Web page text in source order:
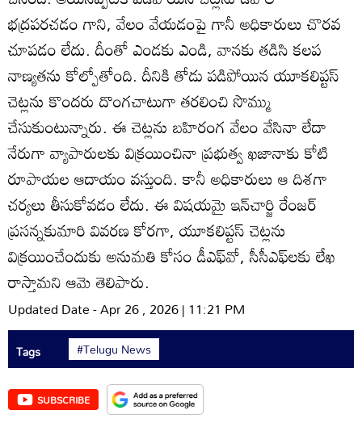
భద్రపరచడం గాని, వేలం వేయడంపై గానీ అధికారులు చొరవ
చూపడం లేదు. దీంతో ఎండకు ఎండి, వానకు తడిసి కలప
నాణ్యతను కోల్పోతోంది. దీనికి తోడు పడిపోయిన యూకలిప్టస్‌
చెట్లను కొందరు దొంగచాటుగా తరలించి సొమ్ము
చేసుకుంటున్నారు. ఈ చెట్లను బహిరంగ వేలం వేసినా లేదా
నేరుగా వ్యాపారులకు విక్రయించినా ప్రభుత్వ ఖజానాకు కోటి
రూపాయల ఆదాయం వస్తుంది. కానీ అధికారులు ఆ దిశగా
చర్యలు తీసుకోవడం లేదు. ఈ విషయమై ఇన్‌చార్జి రేంజర్‌
ప్రసన్నకుమారి వివరణ కోరగా, యూకలిప్టస్‌ చెట్లను
విక్రయించేందుకు అనుమతి కోసం డీఎఫ్‌వో, సీసీఎఫ్‌లకు లేఖ
రాస్తామని ఆమె తెలిపారు.
Updated Date - Apr 26 , 2026 | 11:21 PM
Tags #Telugu News
SUBSCRIBE